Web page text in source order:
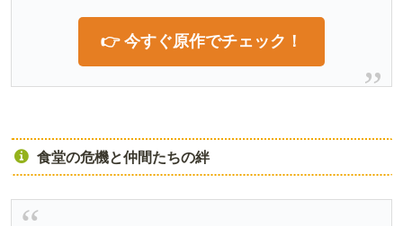
👉 今すぐ原作でチェック！
食堂の危機と仲間たちの絆